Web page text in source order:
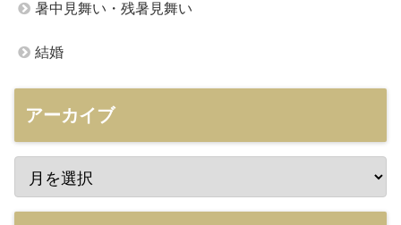
暑中見舞い・残暑見舞い
結婚
アーカイブ